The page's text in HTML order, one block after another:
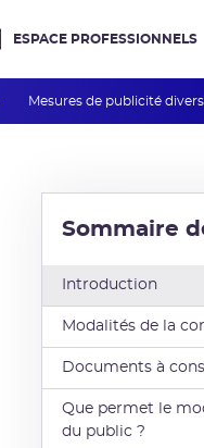
Mesures de publicité
ESPACE PROFESSIONNELS
Sommaire
Introduction
Modalités de la
Documents à
Que permet le
du public ?